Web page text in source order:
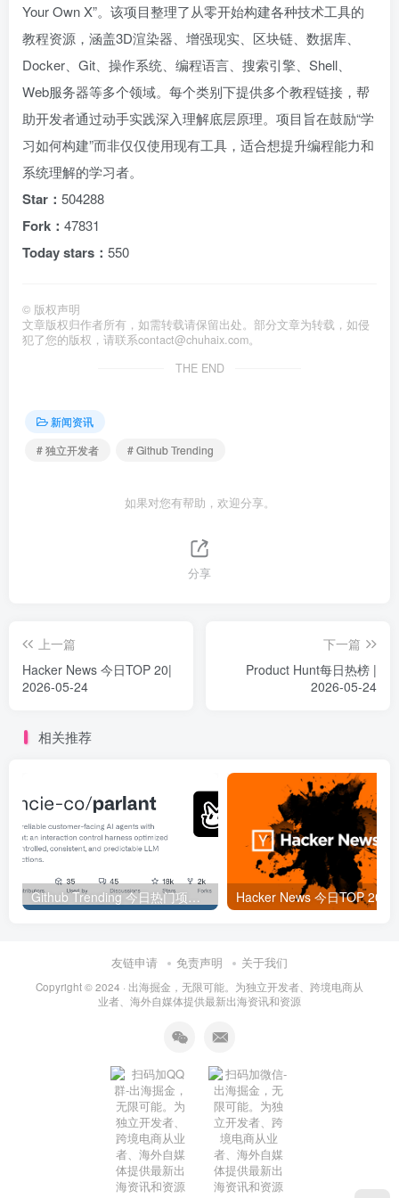
Your Own X”。该项目整理了从零开始构建各种技术工具的
教程资源，涵盖3D渲染器、增强现实、区块链、数据库、
Docker、Git、操作系统、编程语言、搜索引擎、Shell、
Web服务器等多个领域。每个类别下提供多个教程链接，帮
助开发者通过动手实践深入理解底层原理。项目旨在鼓励“学
习如何构建”而非仅仅使用现有工具，适合想提升编程能力和
系统理解的学习者。
Star： 504288
Fork： 47831
Today stars： 550
© 版权声明
文章版权归作者所有，如需转载请保留出处。部分文章为转载，如侵
犯了您的版权，请联系contact@chuhaix.com。
THE END
新闻资讯
# 独立开发者
# Github Trending
如果对您有帮助，欢迎分享。
分享
上一篇
Hacker News 今日TOP 20|
2026-05-24
下一篇
Product Hunt每日热榜 |
2026-05-24
相关推荐
Github Trending 今日热门项目 | 2025-09-06
友链申请 免责声明 关于我们
Copyright © 2024 · 出海掘金，无限可能。为独立开发者、跨境电商从
业者、海外自媒体提供最新出海资讯和资源